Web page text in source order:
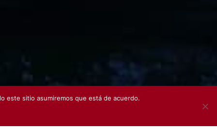
este sitio asumiremos que está de acuerdo.